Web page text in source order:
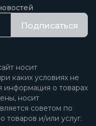
Подписаться
носит
каких условиях не
информация о товарах
носит
советом по
товаров и/или услуг.